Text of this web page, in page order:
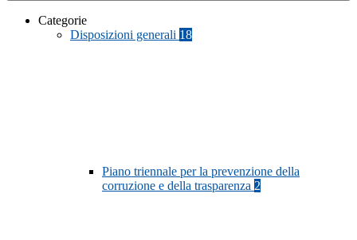
Categorie
Disposizioni generali 18
Piano triennale per la prevenzione della
corruzione e della trasparenza 2